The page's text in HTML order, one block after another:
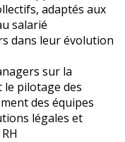
adaptés aux
salarié
dans leur évolution
sur la
pilotage des
des équipes
légales et